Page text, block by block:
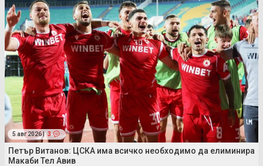
5 авг 2026 | 3
Петър Витанов: ЦСКА има всичко необходимо да елиминира
Макаби Тел Авив